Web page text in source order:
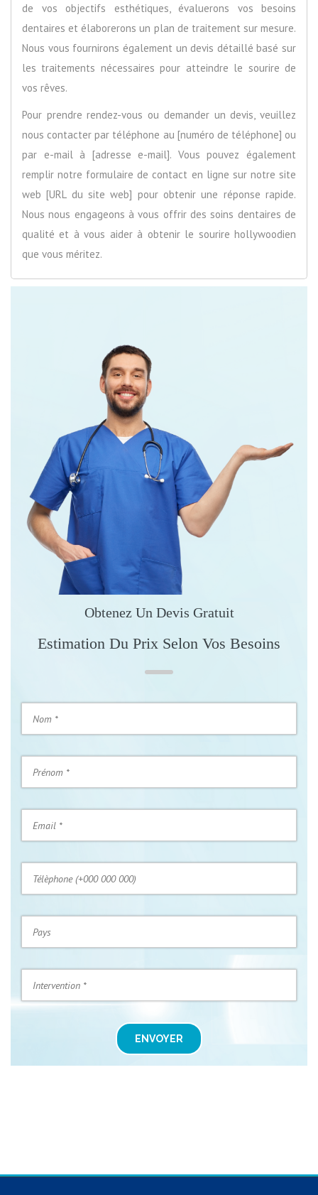
de vos objectifs esthétiques, évaluerons vos besoins
dentaires et élaborerons un plan de traitement sur mesure.
Nous vous fournirons également un devis détaillé basé sur
les traitements nécessaires pour atteindre le sourire de
vos rêves.
Pour prendre rendez-vous ou demander un devis, veuillez
nous contacter par téléphone au [numéro de téléphone] ou
par e-mail à [adresse e-mail]. Vous pouvez également
remplir notre formulaire de contact en ligne sur notre site
web [URL du site web] pour obtenir une réponse rapide.
Nous nous engageons à vous offrir des soins dentaires de
qualité et à vous aider à obtenir le sourire hollywoodien
que vous méritez.
Obtenez Un Devis Gratuit
Estimation Du Prix Selon Vos Besoins
ENVOYER